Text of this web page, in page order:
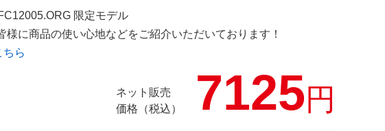
限定モデル
様に商品の使い心地などをご紹介いただいております！
ちら
ネット販売
価格（税込）
7125円